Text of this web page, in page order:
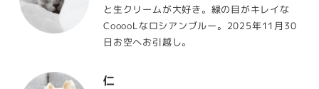
と生クリームが大好き。緑の目がキレイな
CooooLなロシアンブルー。2025年11月30
日お空へお引越し。
仁